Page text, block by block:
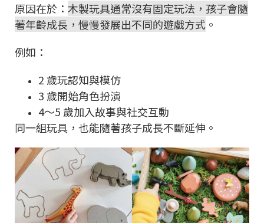
原因在於： 木製玩具通常沒有固定玩法，孩子會隨
著年齡成長，慢慢發展出不同的遊戲方式 。
例如：
2 歲玩認知與模仿
3 歲開始角色扮演
4～5 歲加入故事與社交互動
同一組玩具，也能隨著孩子成長不斷延伸。